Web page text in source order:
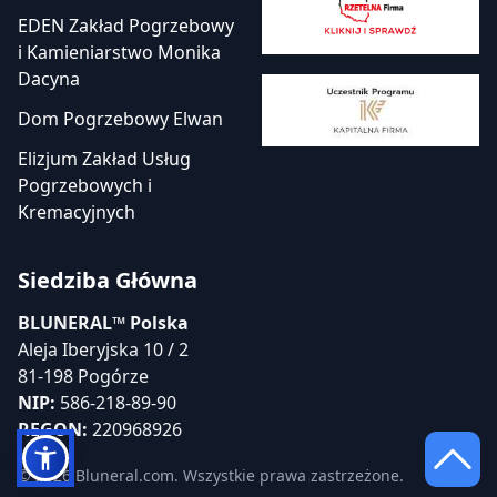
EDEN Zakład Pogrzebowy
i Kamieniarstwo Monika
Dacyna
Dom Pogrzebowy Elwan
Elizjum Zakład Usług
Pogrzebowych i
Kremacyjnych
Siedziba Główna
BLUNERAL™ Polska
Aleja Iberyjska 10 / 2
81-198 Pogórze
NIP: 586-218-89-90
REGON: 220968926
© 2026 Bluneral.com. Wszystkie prawa zastrzeżone.